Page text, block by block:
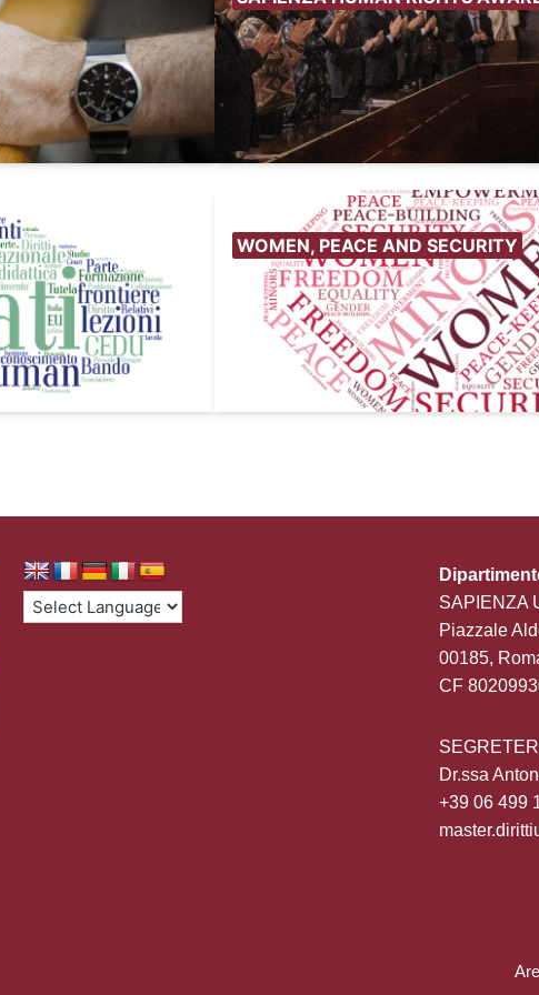
WOMEN, PEACE AND SECURITY
SAPIENZA
Piazzale
00185,
CF
Dr.ssa
+39 06 499